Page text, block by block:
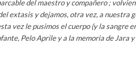
del maestro y compañero ;
extasis y dejamos, otra vez, a nuestra
vez le pusimos el cuerpo (y la sangre
Pelo Aprile y a la memoria de Jara